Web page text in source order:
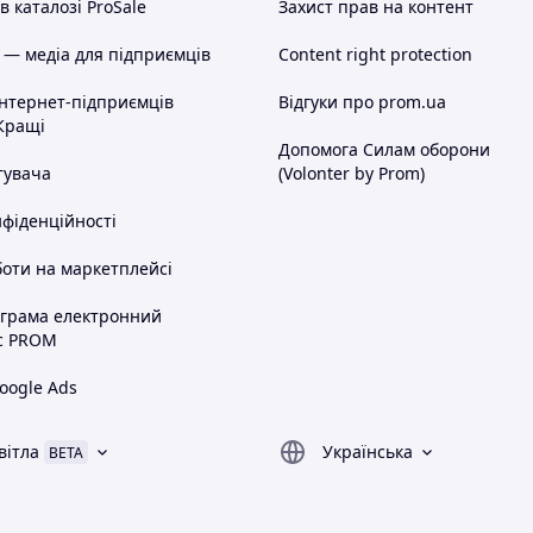
каталозі ProSale
медіа для підприємців
підприємців
на маркетплейсі
електронний
PROM
Ads
Захист прав на контент
Content right protection
Відгуки про prom.ua
Допомога Силам оборони
(Volonter by Prom)
BETA Українська